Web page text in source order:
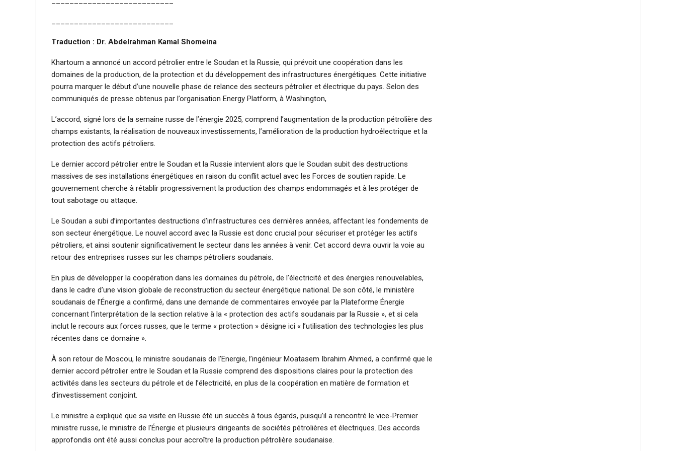
Traduction : Dr. Abdelrahman Kamal Shomeina
Khartoum a annoncé un accord pétrolier entre le Soudan et la Russie, qui prévoit une coopération dans les
domaines de la production, de la protection et du développement des infrastructures énergétiques. Cette initiative
pourra marquer le début d’une nouvelle phase de relance des secteurs pétrolier et électrique du pays. Selon des
communiqués de presse obtenus par l’organisation Energy Platform, à Washington,
L’accord, signé lors de la semaine russe de l’énergie 2025, comprend l’augmentation de la production pétrolière des
champs existants, la réalisation de nouveaux investissements, l’amélioration de la production hydroélectrique et la
protection des actifs pétroliers.
Le dernier accord pétrolier entre le Soudan et la Russie intervient alors que le Soudan subit des destructions
massives de ses installations énergétiques en raison du conflit actuel avec les Forces de soutien rapide. Le
gouvernement cherche à rétablir progressivement la production des champs endommagés et à les protéger de
tout sabotage ou attaque.
Le Soudan a subi d’importantes destructions d’infrastructures ces dernières années, affectant les fondements de
son secteur énergétique. Le nouvel accord avec la Russie est donc crucial pour sécuriser et protéger les actifs
pétroliers, et ainsi soutenir significativement le secteur dans les années à venir. Cet accord devra ouvrir la voie au
retour des entreprises russes sur les champs pétroliers soudanais.
En plus de développer la coopération dans les domaines du pétrole, de l’électricité et des énergies renouvelables,
dans le cadre d’une vision globale de reconstruction du secteur énergétique national. De son côté, le ministère
soudanais de l’Énergie a confirmé, dans une demande de commentaires envoyée par la Plateforme Énergie
concernant l’interprétation de la section relative à la « protection des actifs soudanais par la Russie », et si cela
inclut le recours aux forces russes, que le terme « protection » désigne ici « l’utilisation des technologies les plus
récentes dans ce domaine ».
À son retour de Moscou, le ministre soudanais de l’Energie, l’ingénieur Moatasem Ibrahim Ahmed, a confirmé que le
dernier accord pétrolier entre le Soudan et la Russie comprend des dispositions claires pour la protection des
activités dans les secteurs du pétrole et de l’électricité, en plus de la coopération en matière de formation et
d’investissement conjoint.
Le ministre a expliqué que sa visite en Russie été un succès à tous égards, puisqu’il a rencontré le vice-Premier
ministre russe, le ministre de l’Énergie et plusieurs dirigeants de sociétés pétrolières et électriques. Des accords
approfondis ont été aussi conclus pour accroître la production pétrolière soudanaise.